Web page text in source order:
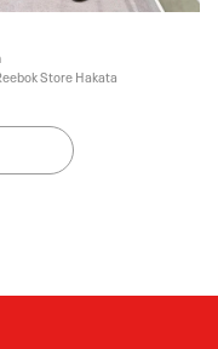
Store Hakata